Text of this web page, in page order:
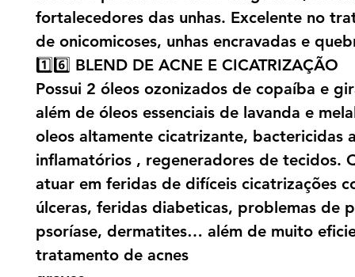
fortalecedores das unhas. Excelente no
de onicomicoses, unhas encravadas e
1️⃣6️⃣ BLEND DE ACNE E CICATRIZAÇÃO
Possui 2 óleos ozonizados de copaíba e
além de óleos essenciais de lavanda e
oleos altamente cicatrizante, bactericidas
inflamatórios , regeneradores de tecidos.
atuar em feridas de difíceis cicatrizações
úlceras, feridas diabeticas, problemas de
psoríase, dermatites… além de muito
tratamento de acnes